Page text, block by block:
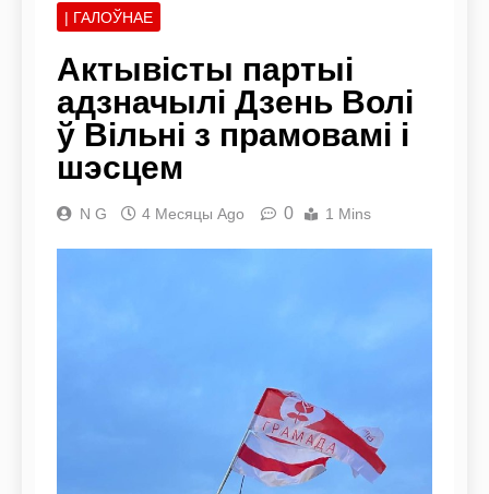
| ГАЛОЎНАЕ
Актывісты партыі
адзначылі Дзень Волі
ў Вільні з прамовамі і
шэсцем
N G 4 Месяцы Ago 0 1 Mins